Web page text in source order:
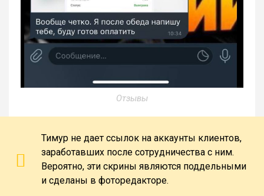
Отзывы
Тимур не дает ссылок на аккаунты клиентов,
заработавших после сотрудничества с ним.
Вероятно, эти скрины являются поддельными
и сделаны в фоторедакторе.